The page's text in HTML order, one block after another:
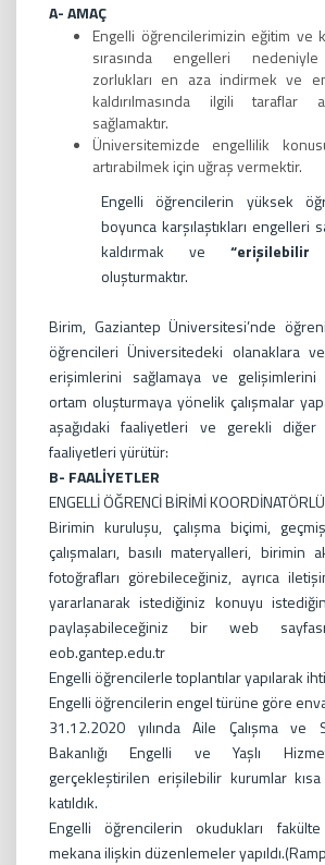
A- AMAÇ
Engelli öğrencilerimizin eğitim ve
sırasında engelleri nedeniyle
zorlukları en aza indirmek ve
kaldırılmasında ilgili taraflar
sağlamaktır.
Üniversitemizde engellilik
artırabilmek için uğraş vermektir.
Engelli öğrencilerin yüksek
boyunca karşılaştıkları engelleri
kaldırmak ve
oluşturmaktır.
Birim, Gaziantep Üniversitesi’nde
öğrencileri Üniversitedeki olanaklara
erişimlerini sağlamaya ve
ortam oluşturmaya yönelik çalışmalar
aşağıdaki faaliyetleri ve gerekli
faaliyetleri yürütür:
B- FAALİYETLER
ENGELLİ ÖĞRENCİ BİRİMİ
Birimin kuruluşu, çalışma biçimi,
çalışmaları, basılı materyalleri, birimin
fotoğrafları görebileceğiniz, ayrıca
yararlanarak istediğiniz konuyu
paylaşabileceğiniz bir web sayfası
eob.gantep.edu.tr
Engelli öğrencilerle toplantılar yapılarak
Engelli öğrencilerin engel türüne göre
31.12.2020 yılında Aile Çalışma ve
Bakanlığı Engelli ve Yaşlı
gerçekleştirilen erişilebilir kurumlar kısa
katıldık.
Engelli öğrencilerin okudukları
mekana ilişkin düzenlemeler